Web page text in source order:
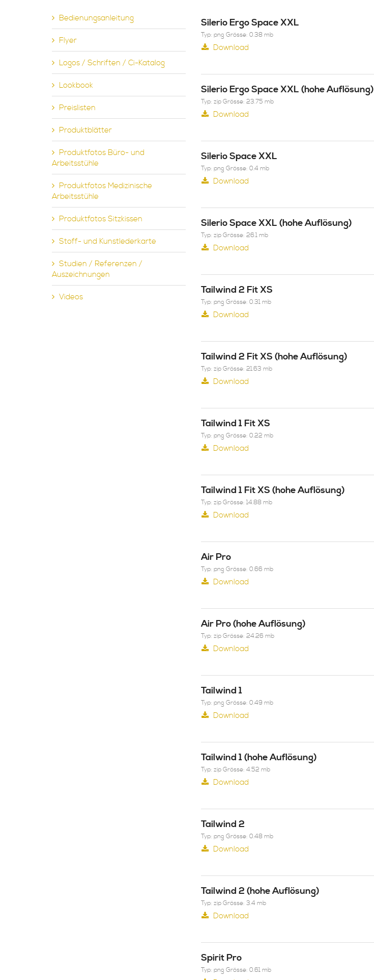
Bedienungsanleitung
Flyer
Logos / Schriften / Ci-Katalog
Lookbook
Preislisten
Produktblätter
Produktfotos Büro- und
Arbeitsstühle
Produktfotos Medizinische
Arbeitsstühle
Produktfotos Sitzkissen
Stoff- und Kunstlederkarte
Studien / Referenzen /
Auszeichnungen
Videos
Silerio Ergo Space XXL
Typ: png Grösse: 0.38 mb
Download
Silerio Ergo Space XXL (hohe Auflösung)
Typ: zip Grösse: 23.75 mb
Download
Silerio Space XXL
Typ: png Grösse: 0.4 mb
Download
Silerio Space XXL (hohe Auflösung)
Typ: zip Grösse: 26.1 mb
Download
Tailwind 2 Fit XS
Typ: png Grösse: 0.31 mb
Download
Tailwind 2 Fit XS (hohe Auflösung)
Typ: zip Grösse: 21.63 mb
Download
Tailwind 1 Fit XS
Typ: png Grösse: 0.22 mb
Download
Tailwind 1 Fit XS (hohe Auflösung)
Typ: zip Grösse: 14.88 mb
Download
Air Pro
Typ: png Grösse: 0.66 mb
Download
Air Pro (hohe Auflösung)
Typ: zip Grösse: 24.26 mb
Download
Tailwind 1
Typ: png Grösse: 0.49 mb
Download
Tailwind 1 (hohe Auflösung)
Typ: zip Grösse: 4.52 mb
Download
Tailwind 2
Typ: png Grösse: 0.48 mb
Download
Tailwind 2 (hohe Auflösung)
Typ: zip Grösse: 3.4 mb
Download
Spirit Pro
Typ: png Grösse: 0.61 mb